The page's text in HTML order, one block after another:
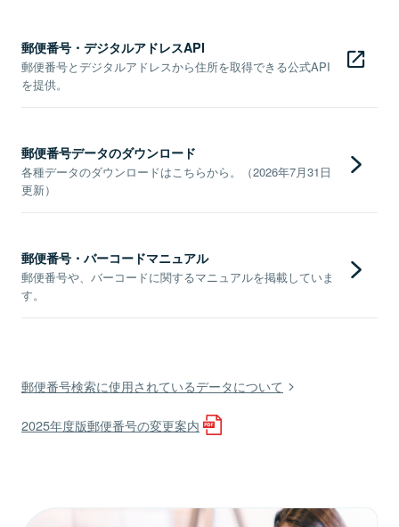
郵便番号・デジタルアドレスAPI
郵便番号とデジタルアドレスから住所を取得できる公式API
を提供。
郵便番号データのダウンロード
各種データのダウンロードはこちらから。（2026年7月31日
更新）
郵便番号・バーコードマニュアル
郵便番号や、バーコードに関するマニュアルを掲載していま
す。
郵便番号検索に使用されているデータについて
2025年度版郵便番号の変更案内